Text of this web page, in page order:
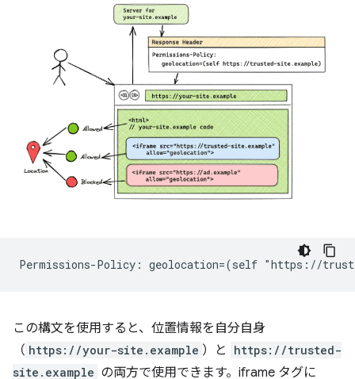
この構文を使用すると、位置情報を自分自身
（ https://your-site.example ）と
https://trusted-
site.example の両方で使用できます。iframe タグに